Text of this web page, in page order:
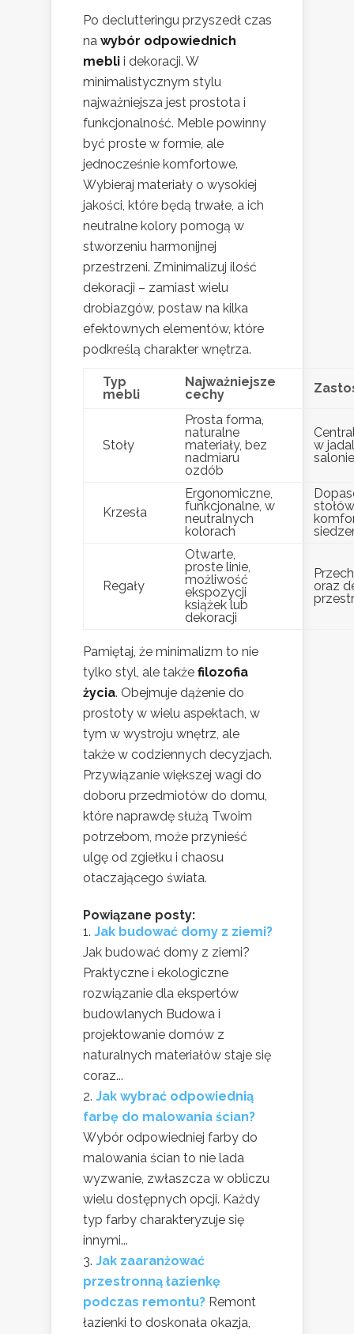
Po declutteringu przyszedł czas
na wybór odpowiednich
mebli i dekoracji. W
minimalistycznym stylu
najważniejsza jest prostota i
funkcjonalność. Meble powinny
być proste w formie, ale
jednocześnie komfortowe.
Wybieraj materiały o wysokiej
jakości, które będą trwałe, a ich
neutralne kolory pomogą w
stworzeniu harmonijnej
przestrzeni. Zminimalizuj ilość
dekoracji – zamiast wielu
drobiazgów, postaw na kilka
efektownych elementów, które
podkreślą charakter wnętrza.
Typ
mebli
Najważniejsze
cechy
Stoły
Prosta forma,
naturalne
materiały, bez
nadmiaru
ozdób
w
salonie
Krzesła
Ergonomiczne,
funkcjonalne, w
neutralnych
kolorach
Regały
Otwarte,
proste linie,
możliwość
ekspozycji
książek lub
dekoracji
oraz
Pamiętaj, że minimalizm to nie
tylko styl, ale także filozofia
życia. Obejmuje dążenie do
prostoty w wielu aspektach, w
tym w wystroju wnętrz, ale
także w codziennych decyzjach.
Przywiązanie większej wagi do
doboru przedmiotów do domu,
które naprawdę służą Twoim
potrzebom, może przynieść
ulgę od zgiełku i chaosu
otaczającego świata.
Powiązane posty:
Jak budować domy z ziemi?
Jak budować domy z ziemi?
Praktyczne i ekologiczne
rozwiązanie dla ekspertów
budowlanych Budowa i
projektowanie domów z
naturalnych materiałów staje się
coraz...
Jak wybrać odpowiednią
farbę do malowania ścian?
Wybór odpowiedniej farby do
malowania ścian to nie lada
wyzwanie, zwłaszcza w obliczu
wielu dostępnych opcji. Każdy
typ farby charakteryzuje się
innymi...
Jak zaaranżować
przestronną łazienkę
podczas remontu? Remont
łazienki to doskonała okazja,